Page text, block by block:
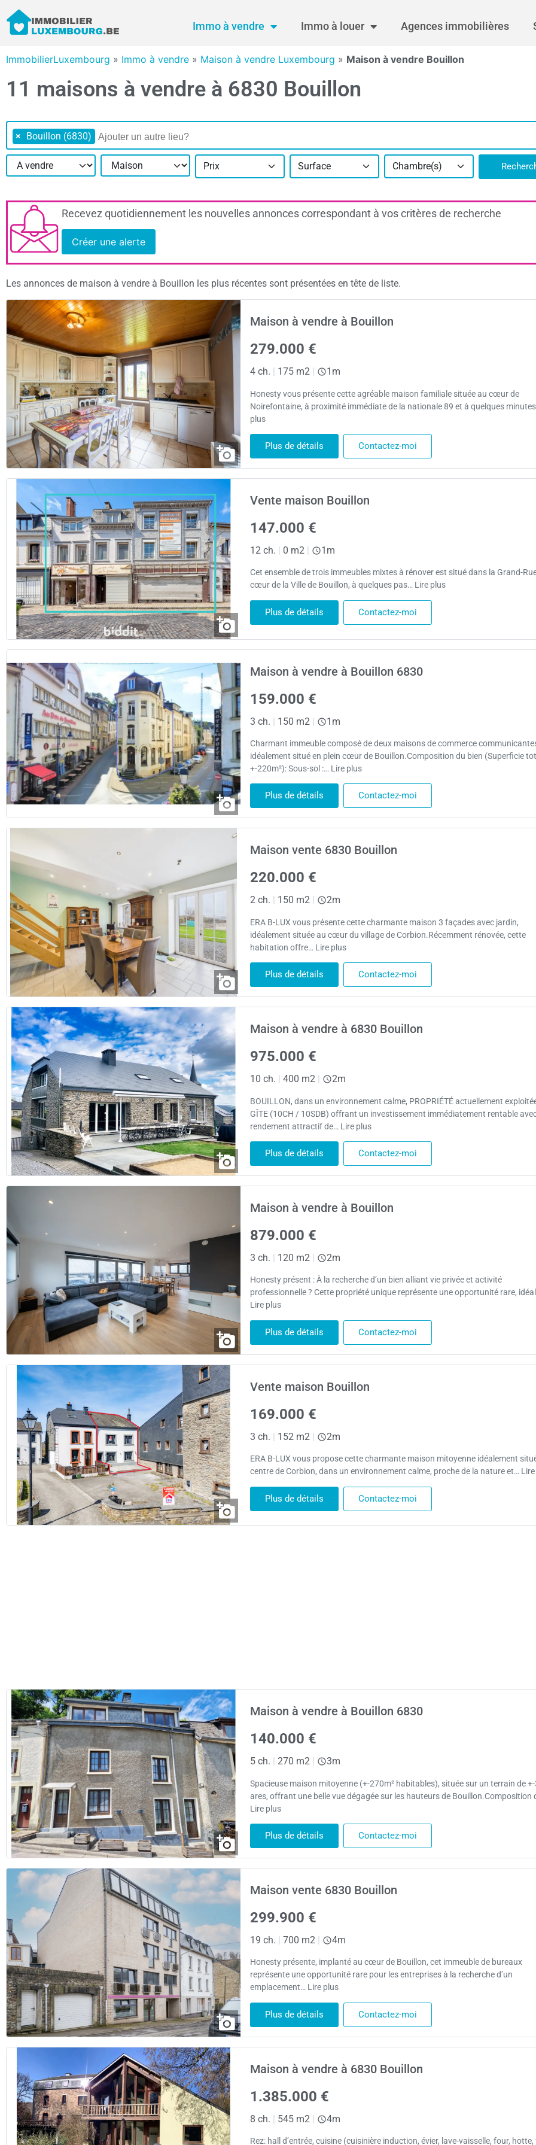
Immo à vendre Immo à louer Agences immobilières
ImmobilierLuxembourg » Immo à vendre » Maison à vendre Luxembourg » Maison à vendre Bouillon
11 maisons à vendre à 6830 Bouillon
× Bouillon (6830)
Prix Surface Chambre(s)
Recevez quotidiennement les nouvelles annonces correspondant à vos critères de recherche
Créer une alerte
Les annonces de maison à vendre à Bouillon les plus récentes sont présentées en tête de liste.
Maison à vendre à Bouillon
279.000 €
4 ch. 175 m2 1m
Honesty vous présente cette agréable maison familiale située au cœur de
Noirefontaine, à proximité immédiate de la nationale 89 et à quelques
plus
Plus de détails Contactez-moi
Vente maison Bouillon
147.000 €
12 ch. | 0 m2 | 1m
Cet ensemble de trois immeubles mixtes à rénover est situé dans la Grand-
cœur de la Ville de Bouillon, à quelques pas… Lire plus
Plus de détails Contactez-moi
Maison à vendre à Bouillon 6830
159.000 €
3 ch. | 150 m2 | 1m
Charmant immeuble composé de deux maisons de commerce
idéalement situé en plein cœur de Bouillon.Composition du bien (Superficie
+-220m²): Sous-sol :… Lire plus
Plus de détails Contactez-moi
Maison vente 6830 Bouillon
220.000 €
2 ch. 150 m2 2m
ERA B-LUX vous présente cette charmante maison 3 façades avec jardin,
idéalement située au cœur du village de Corbion.Récemment rénovée, cette
habitation offre… Lire plus
Plus de détails Contactez-moi
Maison à vendre à 6830 Bouillon
975.000 €
10 ch. 400 m2 2m
BOUILLON, dans un environnement calme, PROPRIÉTÉ actuellement
GÎTE (10CH / 10SDB) offrant un investissement immédiatement rentable
rendement attractif de… Lire plus
Plus de détails Contactez-moi
Maison à vendre à Bouillon
879.000 €
3 ch. | 120 m2 | 2m
Honesty présent : À la recherche d’un bien alliant vie privée et activité
professionnelle ? Cette propriété unique représente une opportunité rare,
Lire plus
Plus de détails Contactez-moi
Vente maison Bouillon
169.000 €
3 ch. | 152 m2 | 2m
ERA B-LUX vous propose cette charmante maison mitoyenne idéalement
centre de Corbion, dans un environnement calme, proche de la nature et…
Plus de détails Contactez-moi
Maison à vendre à Bouillon 6830
140.000 €
5 ch. 270 m2 3m
Spacieuse maison mitoyenne (+-270m² habitables), située sur un terrain de +-
ares, offrant une belle vue dégagée sur les hauteurs de Bouillon.Composition
Lire plus
Plus de détails Contactez-moi
Maison vente 6830 Bouillon
299.900 €
19 ch. | 700 m2 | 4m
Honesty présente, implanté au cœur de Bouillon, cet immeuble de bureaux
représente une opportunité rare pour les entreprises à la recherche d’un
emplacement… Lire plus
Plus de détails Contactez-moi
Maison à vendre à 6830 Bouillon
1.385.000 €
8 ch. | 545 m2 | 4m
Rez: hall d’entrée, cuisine (cuisinière induction, évier, lave-vaisselle, four,